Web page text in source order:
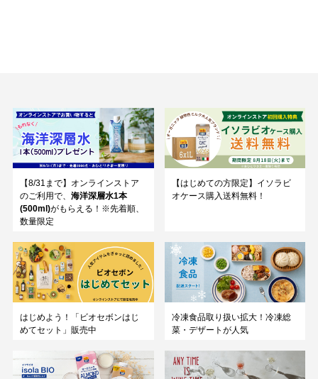
【8/31まで】オンラインストア
のご利用で、 海洋深層水1本
(500ml)がもらえる！※先着順、
数量限定
【はじめての方限定】イソラビ
オケース購入送料無料！
はじめよう！「ビオセボンはじ
めてセット」販売中
冷凍食品取り扱い拡大！冷凍総
菜・デザートが人気